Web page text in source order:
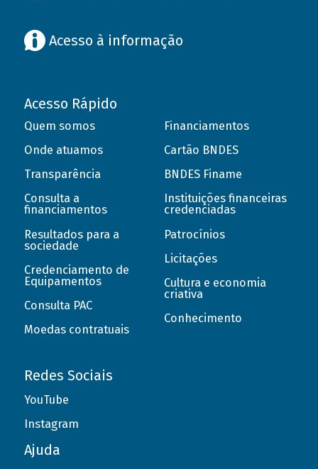
Acesso à informação
Acesso Rápido
Quem somos
Onde atuamos
Transparência
Consulta a
financiamentos
Resultados para a
sociedade
Credenciamento de
Equipamentos
Consulta PAC
Moedas contratuais
Financiamentos
Cartão BNDES
BNDES Finame
Instituições financeiras
credenciadas
Patrocínios
Licitações
Cultura e economia
criativa
Conhecimento
Redes Sociais
YouTube
Instagram
Ajuda